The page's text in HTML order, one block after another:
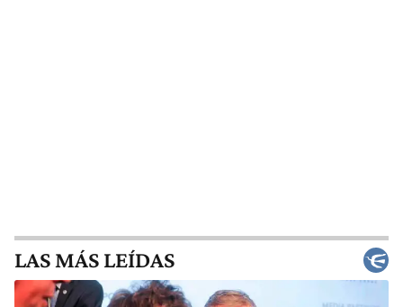
LAS MÁS LEÍDAS